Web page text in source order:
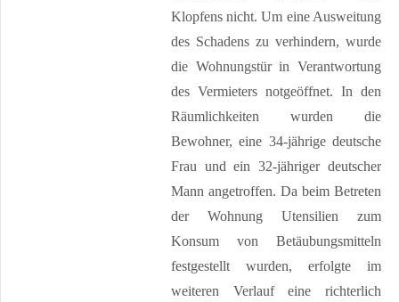
Klopfens nicht. Um eine Ausweitung
des Schadens zu verhindern, wurde
die Wohnungstür in Verantwortung
des Vermieters notgeöffnet. In den
Räumlichkeiten wurden die
Bewohner, eine 34-jährige deutsche
Frau und ein 32-jähriger deutscher
Mann angetroffen. Da beim Betreten
der Wohnung Utensilien zum
Konsum von Betäubungsmitteln
festgestellt wurden, erfolgte im
weiteren Verlauf eine richterlich